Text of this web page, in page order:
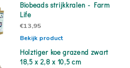
Biobeads strijkkralen - Farm
Life
€13,95
Bekijk product
Holztiger koe grazend zwart
18,5 x 2,8 x 10,5 cm